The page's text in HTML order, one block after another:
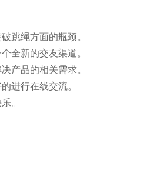
跳绳方面的瓶颈。
全新的交友渠道。
产品的相关需求。
进行在线交流。
。